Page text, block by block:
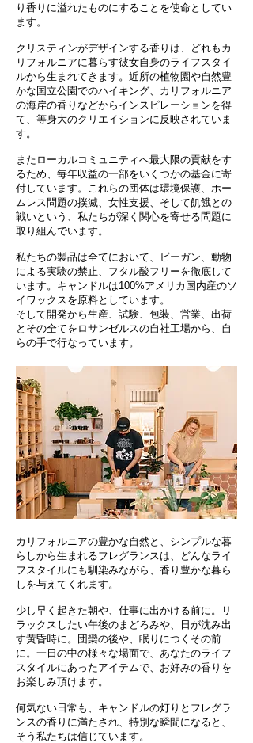
り香りに溢れたものにすることを使命としてい
ます。
クリスティンがデザインする香りは、どれもカ
リフォルニアに暮らす彼女自身のライフスタイ
ルから生まれてきます。​近所の植物園や自然豊
かな国立公園でのハイキング、カリフォルニア
の海岸の香りなどからインスピレーションを得
て、等身大のクリエイションに反映されていま
す。
またローカルコミュニティへ最大限の貢献をす
るため、毎年収益の一部をいくつかの基金に寄
付しています。これらの団体は環境保護、ホー
ムレス問題の撲滅、女性支援、そして飢餓との
戦いという、私たちが深く関心を寄せる問題に
取り組んでいます。
私たちの製品は全てにおいて、ビーガン、動物
による実験の禁止、フタル酸フリーを徹底して
います。キャンドルは100%アメリカ国内産のソ
イワックスを原料としています。
​そして開発から生産、試験、包装、営業、出荷
とその全てをロサンゼルスの自社工場から、自
らの手で行なっています。
カリフォルニアの豊かな自然と、シンプルな暮
らしから生まれるフレグランスは、どんなライ
フスタイルにも馴染みながら、​香り豊かな暮ら
しを与えてくれます。
少し早く起きた朝や、仕事に出かける前に。リ
ラックスしたい午後のまどろみや、日が沈み出
す黄昏時に。団欒の後や、眠りにつくその前
に。一日の中の様々な場面で、あなたのライフ
スタイルにあったアイテムで、お好みの香りを
お楽しみ頂けます。
​何気ない日常も、キャンドルの灯りとフレグラ
ンスの香りに満たされ、特別な瞬間になると、
そう私たちは信じています。